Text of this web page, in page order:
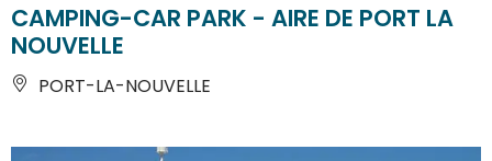
CAMPING-CAR PARK - AIRE DE PORT LA
NOUVELLE
PORT-LA-NOUVELLE